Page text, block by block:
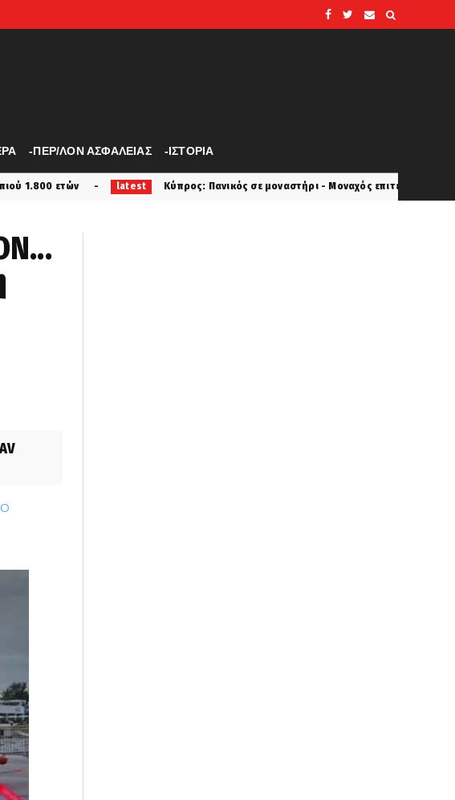
-ΠΕΡ/ΛΟΝ ΑΣΦΑΛΕΙΑΣ -ΙΣΤΟΡΙΑ
latest Κύπρος: Πανικός σε μοναστήρι - Μοναχός επιτέθηκε με μαχαίρι και